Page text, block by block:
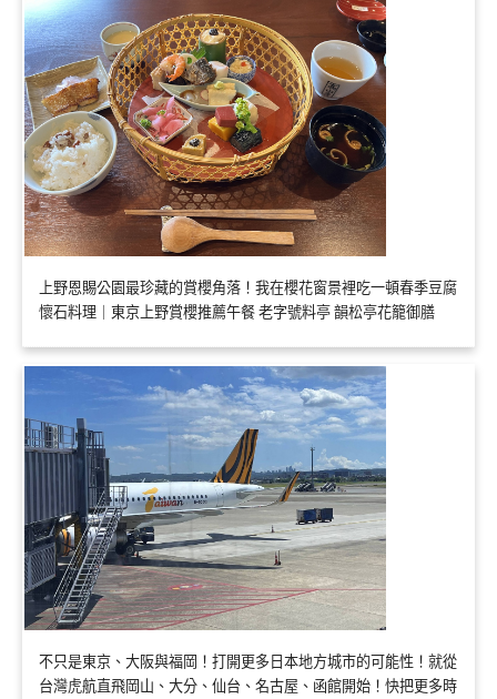
上野恩賜公園最珍藏的賞櫻角落！我在櫻花窗景裡吃一頓春季豆腐
懷石料理｜東京上野賞櫻推薦午餐 老字號料亭 韻松亭花籠御膳
不只是東京、大阪與福岡！打開更多日本地方城市的可能性！就從
台灣虎航直飛岡山、大分、仙台、名古屋、函館開始！快把更多時